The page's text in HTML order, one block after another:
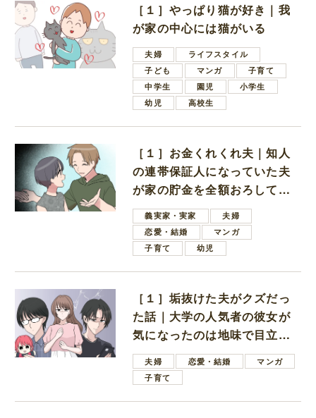
［１］やっぱり猫が好き｜我
が家の中心には猫がいる
夫婦
ライフスタイル
子ども
マンガ
子育て
中学生
園児
小学生
幼児
高校生
［１］お金くれくれ夫｜知人
の連帯保証人になっていた夫
が家の貯金を全額おろしてほ
しいと言ってきた
義実家・実家
夫婦
恋愛・結婚
マンガ
子育て
幼児
［１］垢抜けた夫がクズだっ
た話｜大学の人気者の彼女が
気になったのは地味で目立た
ない男子学生
夫婦 恋愛・結婚
マンガ
子育て